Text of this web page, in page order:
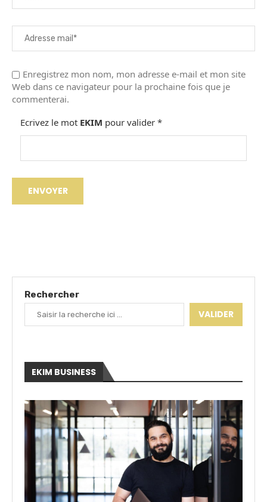
Enregistrez mon nom, mon adresse e-mail et mon site
Web dans ce navigateur pour la prochaine fois que je
commenterai.
Ecrivez le mot EKIM pour valider *
Rechercher
VALIDER
EKIM BUSINESS